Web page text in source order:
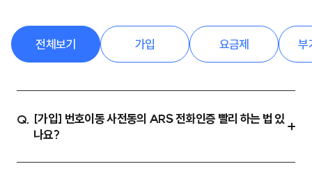
전체보기 가입 요금제 부
Q. [가입] 번호이동 사전동의 ARS 전화인증 빨리 하는 법 있
나요?